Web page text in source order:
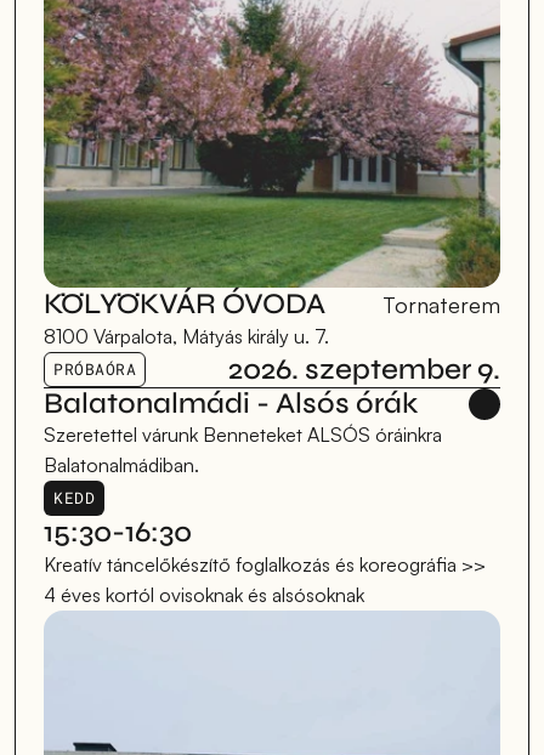
KÖLYÖKVÁR ÓVODA Tornaterem
8100 Várpalota, Mátyás király u. 7.
PRÓBAÓRA
2026. szeptember 9.
Balatonalmádi - Alsós órák
Szeretettel várunk Benneteket ALSÓS óráinkra
Balatonalmádiban.
15:30-16:30
Kreatív táncelőkészítő foglalkozás és koreográfia >>
4 éves kortól ovisoknak és alsósoknak
KEDD